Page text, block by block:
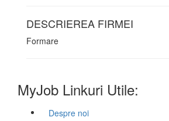
DESCRIEREA FIRMEI
Formare
MyJob Linkuri Utile:
Despre noi